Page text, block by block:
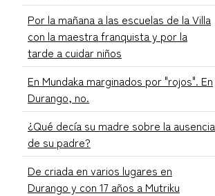
Por la mañana a las escuelas de la Villa
con la maestra franquista y por la
tarde a cuidar niños
En Mundaka marginados por "rojos". En
Durango, no.
¿Qué decía su madre sobre la ausencia
de su padre?
De criada en varios lugares en
Durango y con 17 años a Mutriku